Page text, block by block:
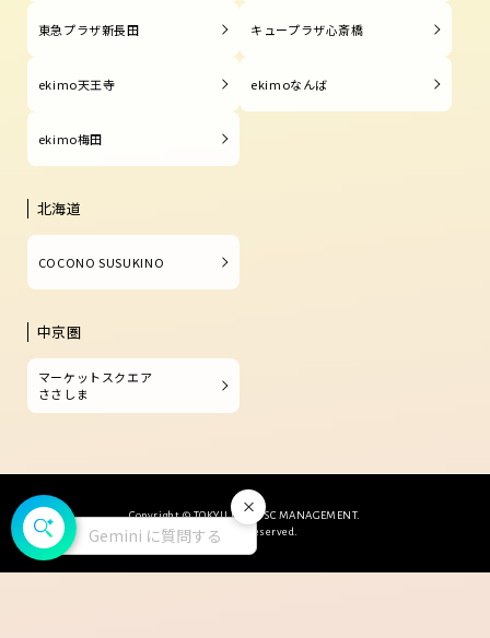
Gemini に質問する
閉じる
東急プラザ新長田 キュープラザ心斎橋
ekimo天王寺 ekimoなんば
ekimo梅田
北海道
COCONO SUSUKINO
中京圏
マーケットスクエア
ささしま
Copyright © TOKYU LAND SC MANAGEMENT.
All Rights Reserved.